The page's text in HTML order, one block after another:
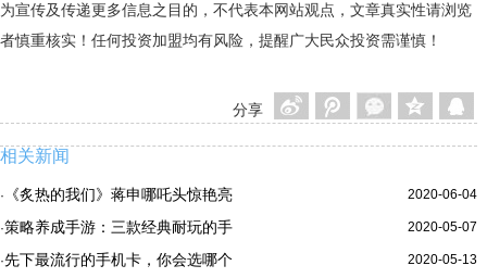
为宣传及传递更多信息之目的，不代表本网站观点，文章真实性请浏览
者慎重核实！任何投资加盟均有风险，提醒广大民众投资需谨慎！
分享
相关新闻
2020-06-04
· 《炙热的我们》蒋申哪吒头惊艳亮
2020-05-07
·策略养成手游：三款经典耐玩的手
2020-05-13
·先下最流行的手机卡，你会选哪个